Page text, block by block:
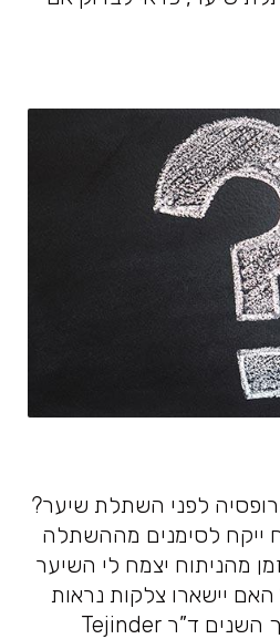
לפני השתלת שיער?
ייקח לסימנים מההשתלה
מהניתוח יצמח לי השיער
יישארו צלקות נראות
לעין מהניתוח? במהלך השנים ד”ר Tejinder